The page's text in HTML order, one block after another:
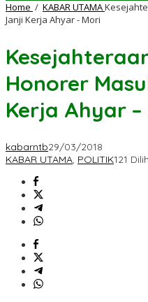
Home / KABAR UTAMA
Janji Kerja Ahyar - Mori
Honorer
Kerja Ahyar –
kabarntb29/03/2018
KABAR UTAMA, POLITIK121